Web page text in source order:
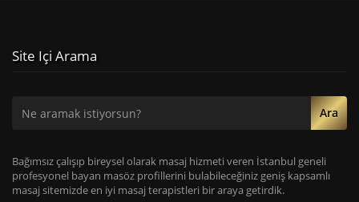
Site Içi Arama
Ara
Bağımsız çalışıp bireysel olarak masaj hizmeti veren İstanbul geneli
profesyonel bayan masöz profillerini bulabileceğiniz geniş kapsamlı
masaj sitemizde en iyi masaj terapistleri bir araya getirdik.